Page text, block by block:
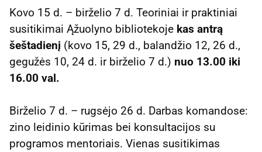
Kovo 15 d. – birželio 7 d. Teoriniai ir praktiniai
susitikimai Ąžuolyno bibliotekoje kas antrą
šeštadienį (kovo 15, 29 d., balandžio 12, 26 d.,
gegužės 10, 24 d. ir birželio 7 d.) nuo 13.00 iki
16.00 val.
Birželio 7 d. – rugsėjo 26 d. Darbas komandose:
zino leidinio kūrimas bei konsultacijos su
programos mentoriais. Vienas susitikimas